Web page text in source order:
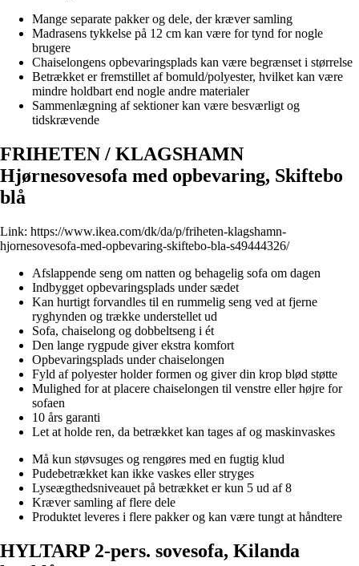
Mange separate pakker og dele, der kræver samling
Madrasens tykkelse på 12 cm kan være for tynd for nogle
brugere
Chaiselongens opbevaringsplads kan være begrænset i størrelse
Betrækket er fremstillet af bomuld/polyester, hvilket kan være
mindre holdbart end nogle andre materialer
Sammenlægning af sektioner kan være besværligt og
tidskrævende
FRIHETEN / KLAGSHAMN
Hjørnesovesofa med opbevaring, Skiftebo
blå
Link: https://www.ikea.com/dk/da/p/friheten-klagshamn-
hjornesovesofa-med-opbevaring-skiftebo-bla-s49444326/
Afslappende seng om natten og behagelig sofa om dagen
Indbygget opbevaringsplads under sædet
Kan hurtigt forvandles til en rummelig seng ved at fjerne
ryghynden og trække understellet ud
Sofa, chaiselong og dobbeltseng i ét
Den lange rygpude giver ekstra komfort
Opbevaringsplads under chaiselongen
Fyld af polyester holder formen og giver din krop blød støtte
Mulighed for at placere chaiselongen til venstre eller højre for
sofaen
10 års garanti
Let at holde ren, da betrækket kan tages af og maskinvaskes
Må kun støvsuges og rengøres med en fugtig klud
Pudebetrækket kan ikke vaskes eller stryges
Lyseægthedsniveauet på betrækket er kun 5 ud af 8
Kræver samling af flere dele
Produktet leveres i flere pakker og kan være tungt at håndtere
HYLTARP 2-pers. sovesofa, Kilanda